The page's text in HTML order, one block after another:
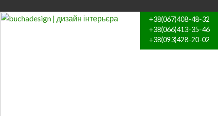
+38(067)408-48-32
+38(066)413-35-46
+38(093)428-20-02